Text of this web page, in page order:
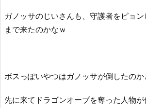
ガノッサのじいさんも、守護者をピョン
まで来たのかなｗ
ボスっぽいやつはガノッサが倒したのか
先に来てドラゴンオーブを奪った人物が